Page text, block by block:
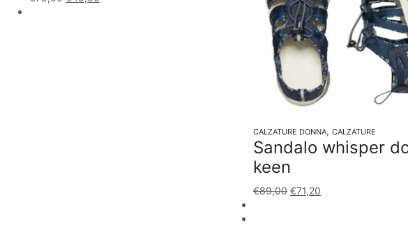
CALZATURE DONNA, CALZATURE
Sandalo whisper
keen
€89,00 €71,20